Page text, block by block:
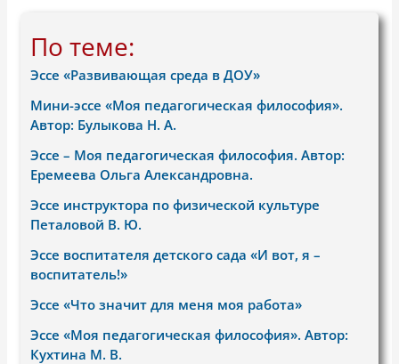
По теме:
Эссе «Развивающая среда в ДОУ»
Мини-эссе «Моя педагогическая философия».
Автор: Булыкова Н. А.
Эссе – Моя педагогическая философия. Автор:
Еремеева Ольга Александровна.
Эссе инструктора по физической культуре
Петаловой В. Ю.
Эссе воспитателя детского сада «И вот, я –
воспитатель!»
Эссе «Что значит для меня моя работа»
Эссе «Моя педагогическая философия». Автор:
Кухтина М. В.